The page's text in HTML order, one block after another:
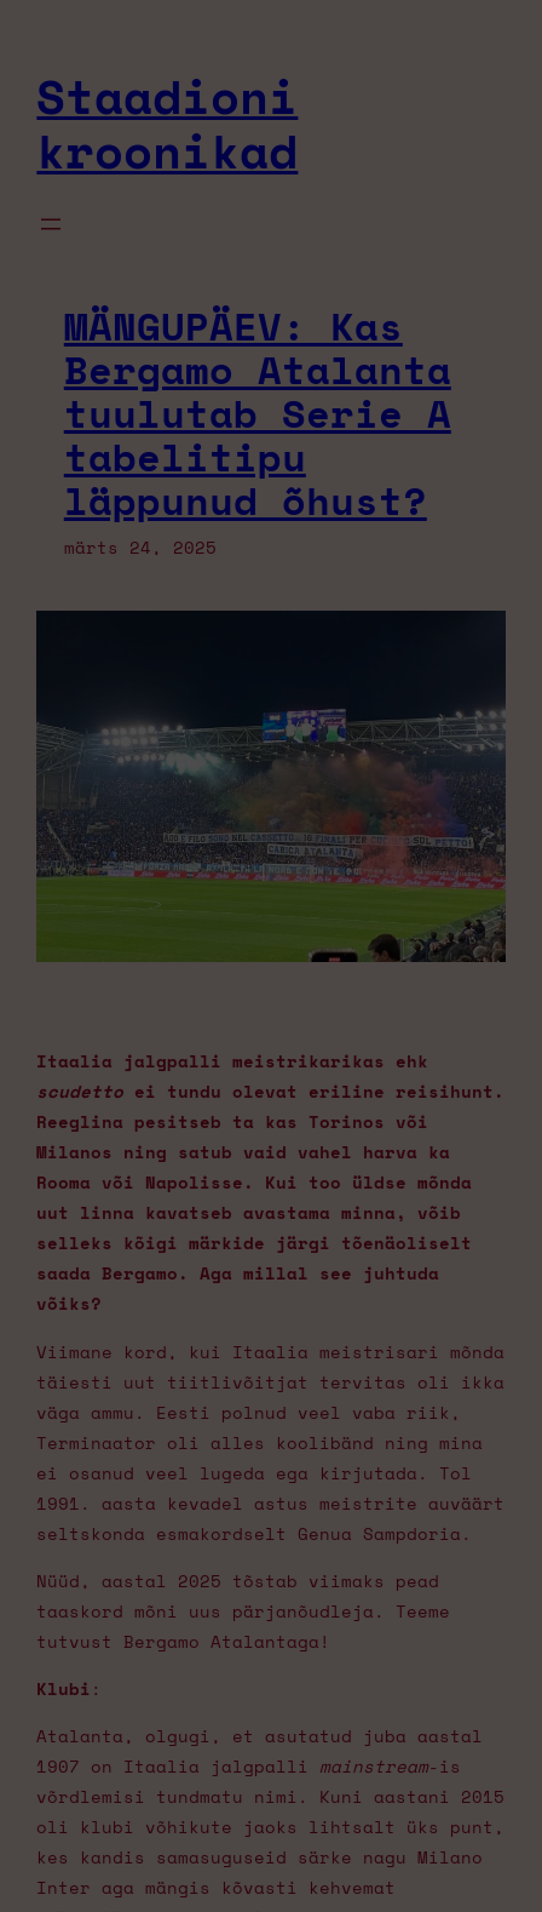
juurde
Staadioni
kroonikad
MÄNGUPÄEV: Kas
Bergamo Atalanta
tuulutab Serie A
tabelitipu
läppunud õhust?
märts 24, 2025
Itaalia jalgpalli meistrikarikas ehk
scudetto ei tundu olevat eriline reisihunt.
Reeglina pesitseb ta kas Torinos või
Milanos ning satub vaid vahel harva ka
Rooma või Napolisse. Kui too üldse mõnda
uut linna kavatseb avastama minna, võib
selleks kõigi märkide järgi tõenäoliselt
saada Bergamo. Aga millal see juhtuda
võiks?
Viimane kord, kui Itaalia meistrisari mõnda
täiesti uut tiitlivõitjat tervitas oli ikka
väga ammu. Eesti polnud veel vaba riik,
Terminaator oli alles koolibänd ning mina
ei osanud veel lugeda ega kirjutada. Tol
1991. aasta kevadel astus meistrite auväärt
seltskonda esmakordselt Genua Sampdoria.
Nüüd, aastal 2025 tõstab viimaks pead
taaskord mõni uus pärjanõudleja. Teeme
tutvust Bergamo Atalantaga!
Klubi :
Atalanta, olgugi, et asutatud juba aastal
1907 on Itaalia jalgpalli mainstream-is
võrdlemisi tundmatu nimi. Kuni aastani 2015
oli klubi võhikute jaoks lihtsalt üks punt,
kes kandis samasuguseid särke nagu Milano
Inter aga mängis kõvasti kehvemat